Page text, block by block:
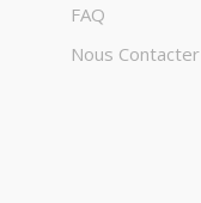
FAQ
Nous Contacter